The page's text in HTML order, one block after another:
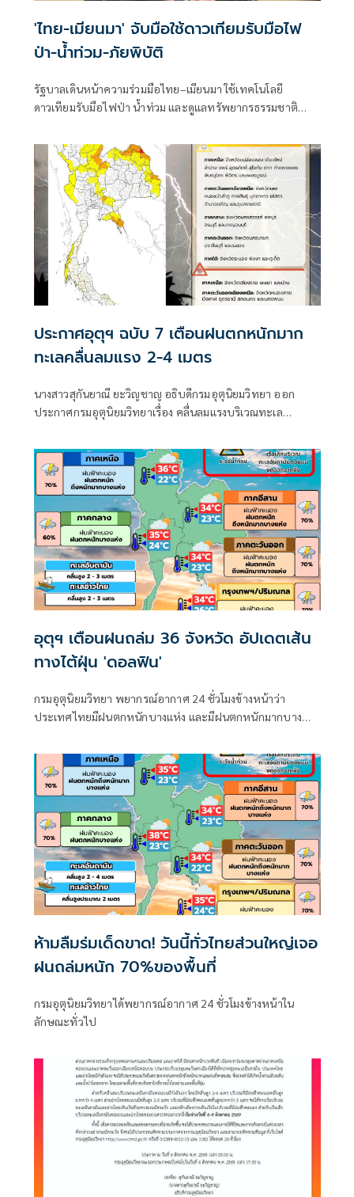
'ไทย-เมียนมา' จับมือใช้ดาวเทียมรับมือไฟ
ป่า-น้ำท่วม-ภัยพิบัติ
รัฐบาลเดินหน้าความร่วมมือไทย–เมียนมา ใช้เทคโนโลยี
ดาวเทียมรับมือไฟป่า น้ำท่วม และดูแลทรัพยากรธรรมชาติ
ประกาศอุตุฯ ฉบับ 7 เตือนฝนตกหนักมาก
ทะเลคลื่นลมแรง 2-4 เมตร
นางสาวสุกันยาณี ยะวิญชาญ อธิบดีกรมอุตุนิยมวิทยา ออก
ประกาศกรมอุตุนิยมวิทยาเรื่อง คลื่นลมแรงบริเวณทะเล
มากบริเวณประเทศไทย
อุตุฯ เตือนฝนถล่ม 36 จังหวัด อัปเดตเส้น
ทางไต้ฝุ่น 'ดอลฟิน'
กรมอุตุนิยมวิทยา พยากรณ์อากาศ 24 ชั่วโมงข้างหน้าว่า
ประเทศไทยมีฝนตกหนักบางแห่ง และมีฝนตกหนักมากบาง
ห้ามลืมร่มเด็ดขาด! วันนี้ทั่วไทยส่วนใหญ่เจอ
ฝนถล่มหนัก 70%ของพื้นที่
กรมอุตุนิยมวิทยาได้พยากรณ์อากาศ 24 ชั่วโมงข้างหน้าใน
ลักษณะทั่วไป